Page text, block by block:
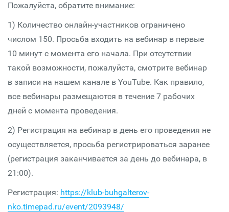
Пожалуйста, обратите внимание:
1) Количество онлайн-участников ограничено
числом 150. Просьба входить на вебинар в первые
10 минут с момента его начала. При отсутствии
такой возможности, пожалуйста, смотрите вебинар
в записи на нашем канале в YouTube. Как правило,
все вебинары размещаются в течение 7 рабочих
дней с момента проведения.
2) Регистрация на вебинар в день его проведения не
осуществляется, просьба регистрироваться заранее
(регистрация заканчивается за день до вебинара, в
21:00).
Регистрация: https://klub-buhgalterov-
nko.timepad.ru/event/2093948/